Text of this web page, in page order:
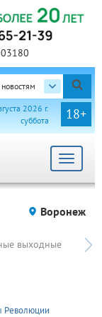
новостям
18+
2026 г.
суббота
Toggle
Воронеж
выходные
Революции